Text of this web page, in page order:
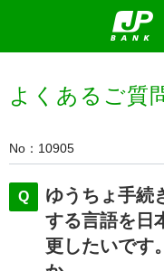
よくあるご質
No 10905
ゆうちょ手続
する言語を日
更したいです